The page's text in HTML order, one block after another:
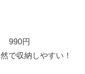
990円
で収納しやすい！